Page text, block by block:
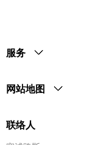
服务
网站地图
联络人